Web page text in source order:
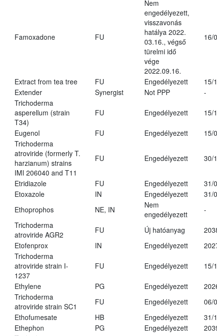
Famoxadone FU
Nem
engedélyezett,
visszavonás
hatálya 2022.
03.16., végső
türelmi idő
vége
2022.09.16.
16/
Extract from tea tree FU Engedélyezett
15/
Extender
Synergist Not PPP
-
Trichoderma
asperellum (strain
T34)
FU Engedélyezett 15/
Eugenol FU Engedélyezett
15/
Trichoderma
atroviride (formerly T.
harzianum) strains
IMI 206040 and T11
FU Engedélyezett 30/
Etridiazole FU Engedélyezett
31/
Etoxazole
IN Engedélyezett
31/
Ethoprophos
NE, IN
Nem
engedélyezett
-
Trichoderma
atroviride AGR2
FU Új hatóanyag
Etofenprox
IN Engedélyezett
Trichoderma
atroviride strain I-
1237
FU Engedélyezett 15/
Ethylene PG Engedélyezett
Trichoderma
atroviride strain SC1
FU Engedélyezett
06/
Ethofumesate
HB Engedélyezett
31/
Ethephon
PG Engedélyezett